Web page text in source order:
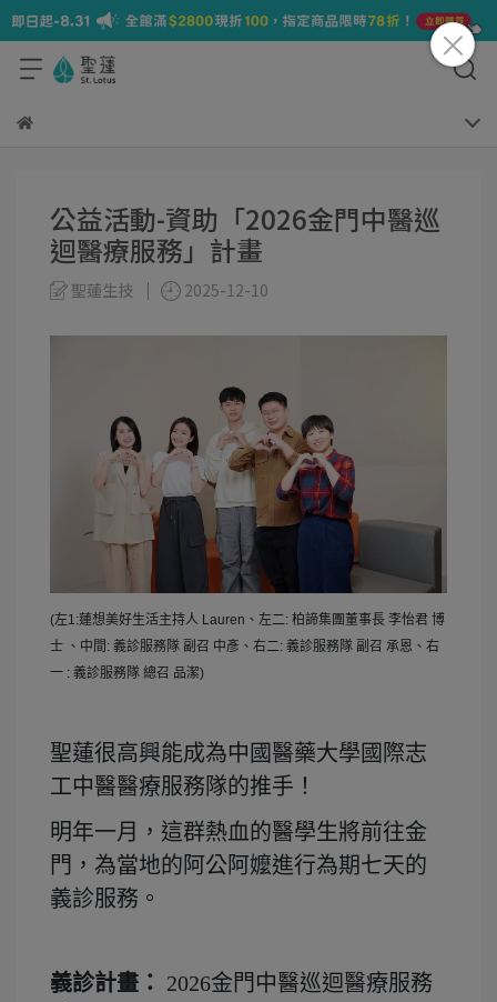
公益活動-資助「2026金門中醫巡
迴醫療服務」計畫
聖蓮生技 2025-12-10
(左1:蓮想美好生活主持人 Lauren、左二: 柏諦集團董事長 李怡君 博
士 、中間: 義診服務隊 副召 中彥、右二: 義診服務隊 副召 承恩、右
一 : 義診服務隊 總召 品潔)
聖蓮很高興能成為中國醫藥大學國際志
工中醫醫療服務隊的推手！
明年一月，這群熱血的醫學生將前往金
門，為當地的阿公阿嬤進行為期七天的
義診服務。
義診計畫： 2026金門中醫巡迴醫療服務